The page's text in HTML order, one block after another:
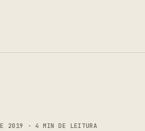
2019 · 4 MIN DE LEITURA